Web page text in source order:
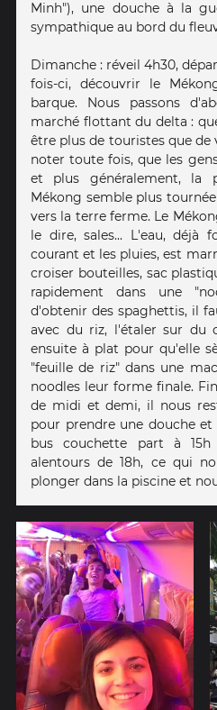
Minh"), une douche à la
sympathique au bord du
Dimanche : réveil 4h30,
fois-ci, découvrir le
barque. Nous passons
marché flottant du delta :
être plus de touristes que
noter toute fois, que les
et plus généralement, la
Mékong semble plus
vers la terre ferme. Le
le dire, sales... L'eau, déjà
courant et les pluies, est
croiser bouteilles, sac
rapidement dans une
d'obtenir des spaghettis, il
avec du riz, l'étaler sur du
ensuite à plat pour qu'elle
"feuille de riz" dans une
noodles leur forme finale.
de midi et demi, il nous
pour prendre une douche
bus couchette part à
alentours de 18h, ce qui
plonger dans la piscine et